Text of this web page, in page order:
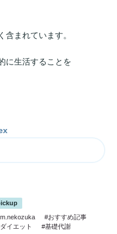
含まれています。
に生活することを
#おすすめ記事
イエット
#基礎代謝